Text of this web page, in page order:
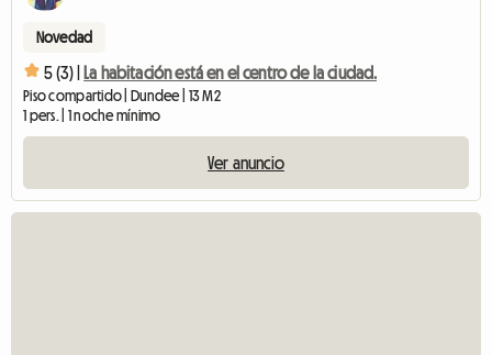
Novedad
5 (3) | La habitación está en el centro de la ciudad.
Piso compartido | Dundee | 13 M2
1 pers. | 1 noche mínimo
Ver anuncio